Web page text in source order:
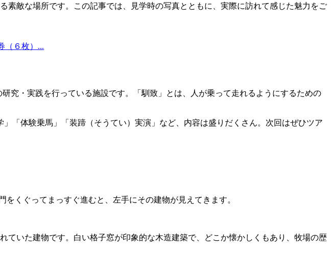
素敵な場所です。この記事では、見学時の写真とともに、実際に訪れて感じた魅力をご
（６枚）...
究・実践を行っている施設です。「馴致」とは、人が乗って走れるようにするための
」「体験乗馬」「装蹄（そうてい）実演」など、内容は盛りだくさん。次回はぜひツア
くぐってまっすぐ進むと、左手にその建物が見えてきます。
いた建物です。白い格子窓が印象的な木造建築で、どこか懐かしくもあり、牧場の歴